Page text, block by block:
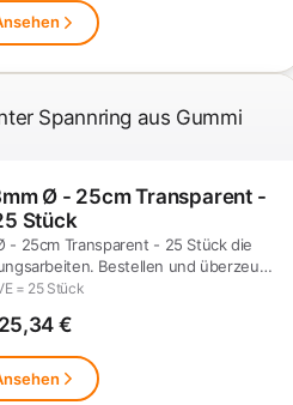
Ø - 25cm Transparent -
Stück
- 25cm Transparent - 25 Stück die
Bestellen und überzeuge
dich!
= 25 Stück
25,34 €